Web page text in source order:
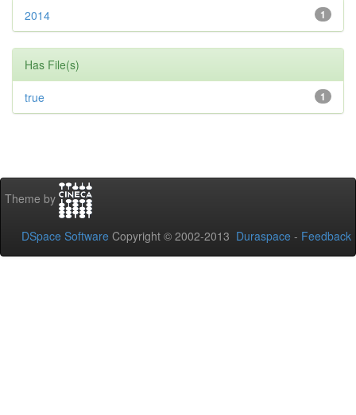
1
2014
Has File(s)
1
true
Theme by
DSpace Software Copyright © 2002-2013 Duraspace - Feedback